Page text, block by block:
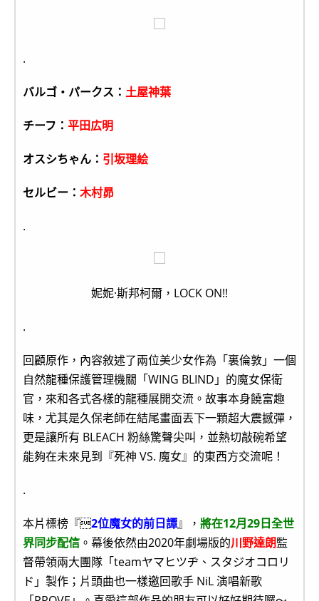
.
バルゴ・パークス： 土屋神葉
チーフ： 平田広明
オスシちゃん： 引坂理絵
セルビー： 木村昴
.
妮妮·斯邦柯爾，LOCK ON!!
.
回顧原作，內容敘述了兩位美少女作為「裏倫敦」一個
自然龍種保護管理機關「WING BLIND」的魔女保衛
官，來和各式各樣的龍種展開交流。故事本身饒富趣
味，尤其是久保老師在結尾畫面丟下一顆超大震撼彈，
更是讓所有 BLEACH 粉絲驚聲尖叫，並熱切敲碗希望
能夠在未來見到『死神 VS. 魔女』的東西方交流呢！
.
本片標榜『2位魔女的前日譚』， 將在12月29日全世
界同步配信 。幕後依然由2020年劇場版的川野達朗監
督帶領兩大團隊「teamヤマヒツヂ、スタジオコロリ
ド」製作；片頭曲也一樣邀回歌手 NiL 演唱新歌